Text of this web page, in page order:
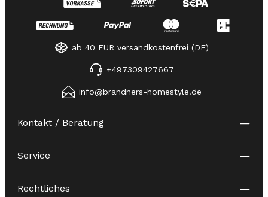
ab 40 EUR versandkostenfrei (DE)
+497309427667
info@brandners-homestyle.de
Kontakt / Beratung
Service
Rechtliches